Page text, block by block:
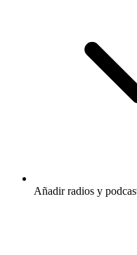
Añadir radios y